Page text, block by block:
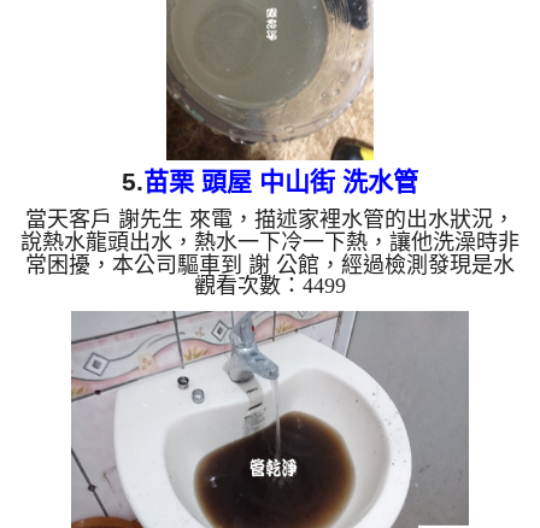
5.苗栗 頭屋 中山街 洗水管
當天客戶 謝先生 來電，描述家裡水管的出水狀況，
說熱水龍頭出水，熱水一下冷一下熱，讓他洗澡時非
常困擾，本公司驅車到 謝 公館，經過檢測發現是水
管管壁內太多堵塞物，本公司架設 管路清洗機 ，開
始 清洗水管 ，髒水從水龍頭流出，如下圖，客戶 謝
先生 覺得很奇怪，怎麼水上浮著一層油汙， 水管清
洗 約三個小時後，出水量正常，謝先生 能痛快的洗
澡了。 清洗水管, 水管清洗, 洗水管, 熱水管堵塞, 熱
水忽冷忽熱, 洗管路 ...
觀看次數：4499